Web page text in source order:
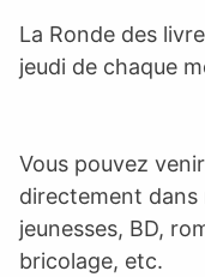
La Ronde des
jeudi de chaque
Vous pouvez
directement dans
jeunesses, BD,
bricolage, etc.